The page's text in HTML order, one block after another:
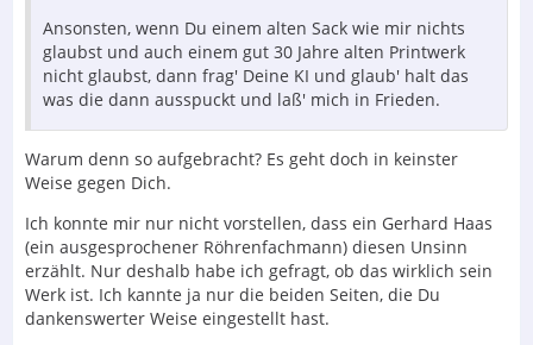
Ansonsten, wenn Du einem alten Sack wie mir nichts
glaubst und auch einem gut 30 Jahre alten Printwerk
nicht glaubst, dann frag' Deine KI und glaub' halt das
was die dann ausspuckt und laß' mich in Frieden.
Warum denn so aufgebracht? Es geht doch in keinster
Weise gegen Dich.
Ich konnte mir nur nicht vorstellen, dass ein Gerhard Haas
(ein ausgesprochener Röhrenfachmann) diesen Unsinn
erzählt. Nur deshalb habe ich gefragt, ob das wirklich sein
Werk ist. Ich kannte ja nur die beiden Seiten, die Du
dankenswerter Weise eingestellt hast.